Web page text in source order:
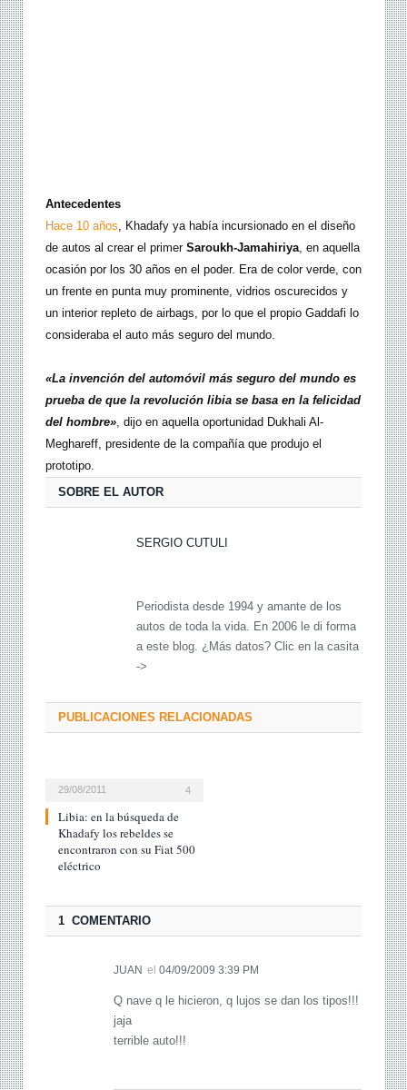
Antecedentes
Hace 10 años, Khadafy ya había incursionado en el diseño
de autos al crear el primer Saroukh-Jamahiriya, en aquella
ocasión por los 30 años en el poder. Era de color verde, con
un frente en punta muy prominente, vidrios oscurecidos y
un interior repleto de airbags, por lo que el propio Gaddafi lo
consideraba el auto más seguro del mundo.
«La invención del automóvil más seguro del mundo es
prueba de que la revolución libia se basa en la felicidad
del hombre», dijo en aquella oportunidad Dukhali Al-
Meghareff, presidente de la compañía que produjo el
prototipo.
SOBRE EL AUTOR
SERGIO CUTULI
Periodista desde 1994 y amante de los
autos de toda la vida. En 2006 le di forma
a este blog. ¿Más datos? Clic en la casita
->
PUBLICACIONES RELACIONADAS
29/08/2011 4
Libia: en la búsqueda de
Khadafy los rebeldes se
encontraron con su Fiat 500
eléctrico
1 COMENTARIO
JUAN el 04/09/2009 3:39 PM
Q nave q le hicieron, q lujos se dan los tipos!!!
jaja
terrible auto!!!